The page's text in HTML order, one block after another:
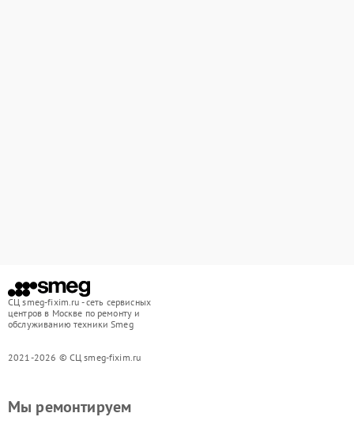
СЦ smeg-fixim.ru - сеть сервисных
центров в Москве по ремонту и
обслуживанию техники Smeg
2021-2026 © СЦ smeg-fixim.ru
Мы ремонтируем